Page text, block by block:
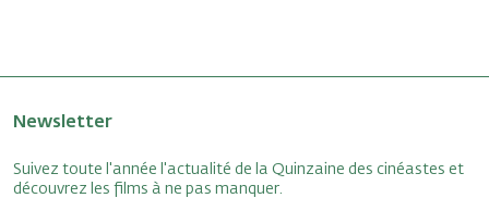
Newsletter
Suivez toute l'année l'actualité de la Quinzaine des cinéastes et
découvrez les films à ne pas manquer.